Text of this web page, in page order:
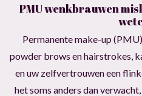
PMU wenkbrauwen
Permanente make-up
powder brows en hairstrokes,
en uw zelfvertrouwen een
het soms anders dan